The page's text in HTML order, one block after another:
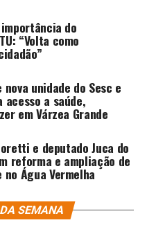
do
“Volta como
unidade do Sesc e
acesso a saúde,
em Várzea Grande
e deputado Juca do
reforma e ampliação de
Água Vermelha
SEMANA